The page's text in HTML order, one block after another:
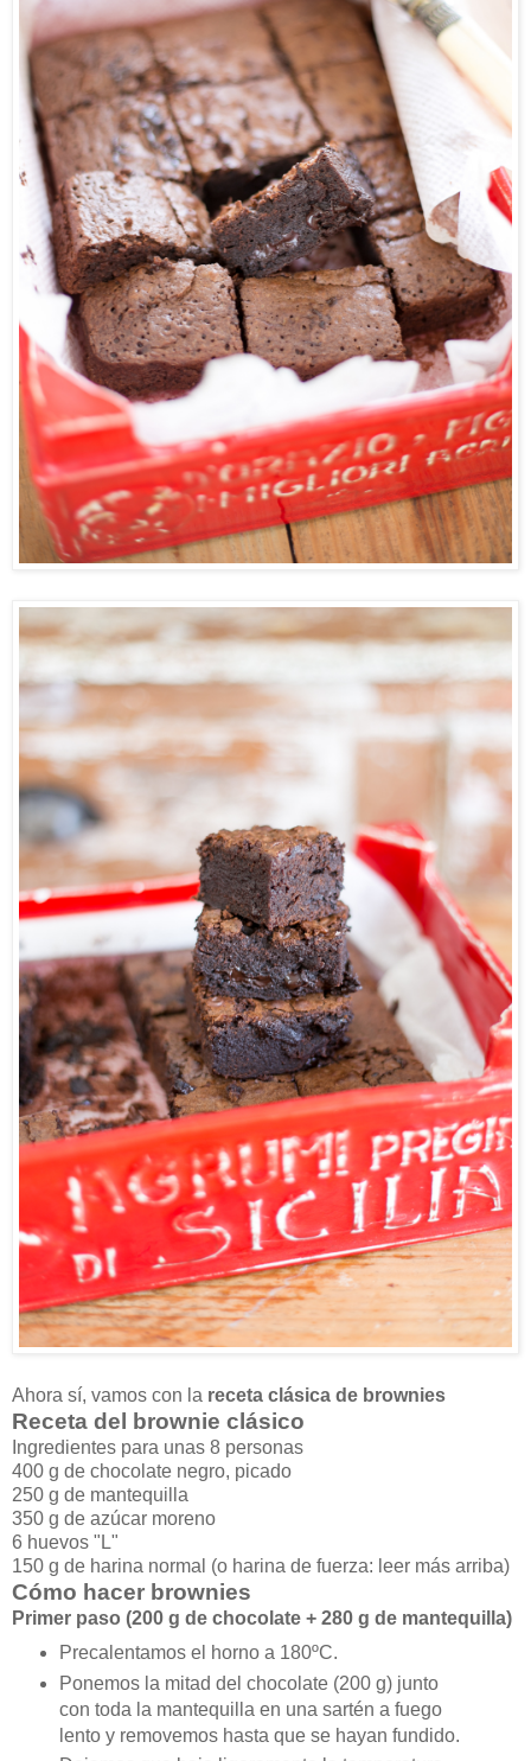
Ahora sí, vamos con la receta clásica de brownies
Receta del brownie clásico
Ingredientes para unas 8 personas
400 g de chocolate negro, picado
250 g de mantequilla
350 g de azúcar moreno
6 huevos "L"
150 g de harina normal (o harina de fuerza: leer más arriba)
Cómo hacer brownies
Primer paso (200 g de chocolate + 280 g de mantequilla)
Precalentamos el horno a 180ºC.
Ponemos la mitad del chocolate (200 g) junto
con toda la mantequilla en una sartén a fuego
lento y removemos hasta que se hayan fundido.